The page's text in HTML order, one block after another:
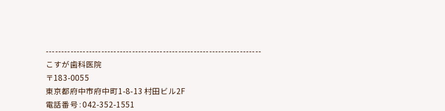
----------------------------------------------------------------------
こすが歯科医院
〒183-0055
東京都府中市府中町1-8-13 村田ビル2F
電話番号 : 042-352-1551